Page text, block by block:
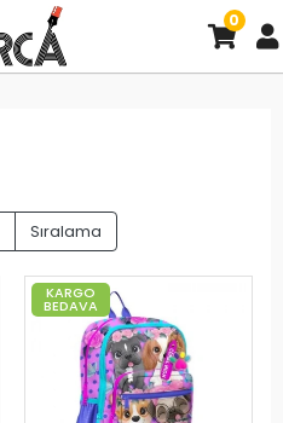
0
Sıralama
KARGO
BEDAVA